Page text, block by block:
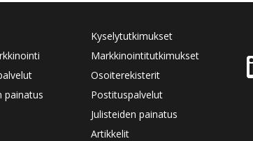
painatus
Kyselytutkimukset
Markkinointitutkimukset
Osoiterekisterit
Postituspalvelut
Julisteiden painatus
Artikkelit